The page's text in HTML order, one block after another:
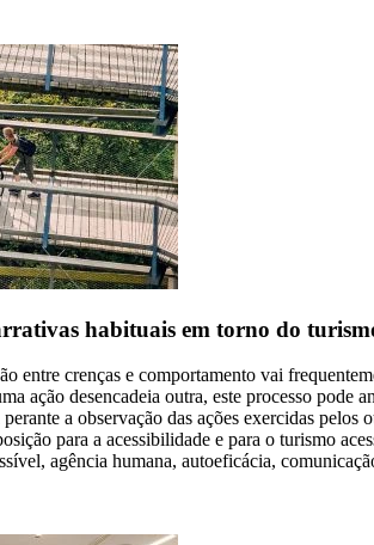
habituais em torno do
entre crenças e comportamento vai
ação desencadeia outra, este processo
a observação das ações exercidas
para a acessibilidade e para o turismo
agência humana, autoeficácia,